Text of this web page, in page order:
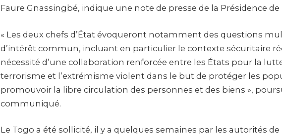
Faure Gnassingbé, indique une note de presse de la Présidence
« Les deux chefs d’État évoqueront notamment des questions
d’intérêt commun, incluant en particulier le contexte sécuritaire
nécessité d’une collaboration renforcée entre les États pour la
terrorisme et l’extrémisme violent dans le but de protéger les
promouvoir la libre circulation des personnes et des biens »,
communiqué.
Le Togo a été sollicité, il y a quelques semaines par les autorités